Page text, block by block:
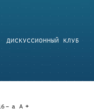
ДИСКУССИОННЫЙ КЛУБ
a A